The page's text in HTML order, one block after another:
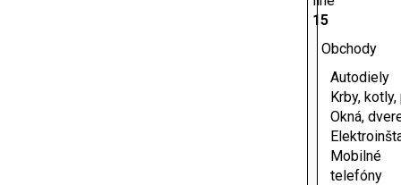
15
Obchody
Autodiely
Krby,
Okná,
Mobilné
telefóny